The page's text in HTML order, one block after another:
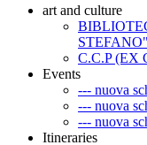
art and culture
STEFANO"
C.C.P (EX
Events
--- nuova
--- nuova
--- nuova
Itineraries